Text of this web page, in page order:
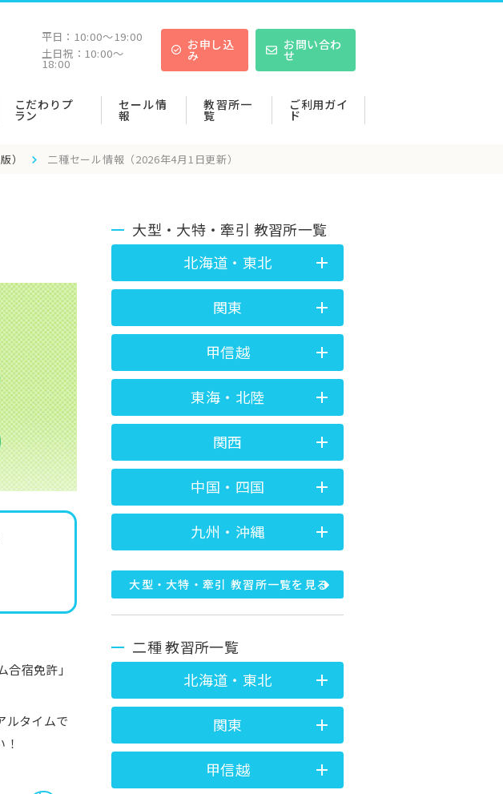
平日： 10:00〜19:00
土日祝： 10:00〜
18:00
お申し込
み
お問い合わ
せ
こだわりプ
ラン
セール情
報
教習所一
覧
ご利用ガイ
ド
） 二種セール情報（2026年4月1日更新）
宿免許」
ルタイムで
大型・大特・牽引 教習所一覧
北海道・東北
関東
甲信越
東海・北陸
関西
中国・四国
九州・沖縄
大型・大特・牽引 教習所一覧を見る
二種 教習所一覧
北海道・東北
関東
甲信越